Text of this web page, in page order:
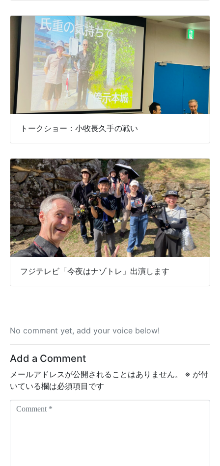
トークショー：小牧長久手の戦い
フジテレビ「今夜はナゾトレ」出演します
No comment yet, add your voice below!
Add a Comment
メールアドレスが公開されることはありません。 ※ が付
いている欄は必須項目です